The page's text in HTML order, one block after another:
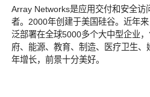
Array Networks是应用交付和安全访
者。2000年创建于美国硅谷。近年
泛部署在全球5000多个大中型企业
府、能源、教育、制造、医疗卫生
年增长，前景十分美好。